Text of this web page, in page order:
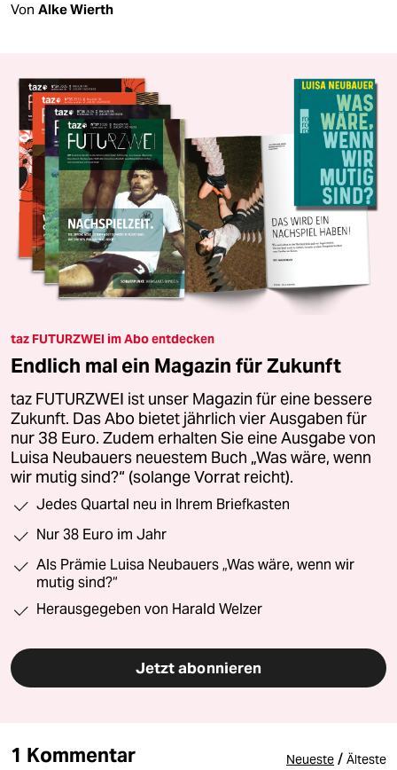
Von Alke Wierth
taz FUTURZWEI im Abo entdecken
Endlich mal ein Magazin für Zukunft
taz FUTURZWEI ist unser Magazin für eine bessere
Zukunft. Das Abo bietet jährlich vier Ausgaben für
nur 38 Euro. Zudem erhalten Sie eine Ausgabe von
Luisa Neubauers neuestem Buch „Was wäre, wenn
wir mutig sind?“ (solange Vorrat reicht).
Jedes Quartal neu in Ihrem Briefkasten
Nur 38 Euro im Jahr
Als Prämie Luisa Neubauers „Was wäre, wenn wir
mutig sind?“
Herausgegeben von Harald Welzer
Jetzt abonnieren
1 Kommentar Neueste / Älteste